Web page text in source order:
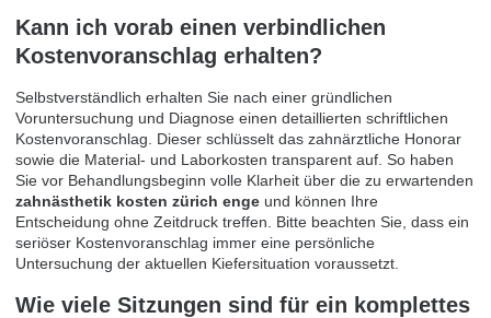
Kann ich vorab einen verbindlichen
Kostenvoranschlag erhalten?
Selbstverständlich erhalten Sie nach einer gründlichen
Voruntersuchung und Diagnose einen detaillierten schriftlichen
Kostenvoranschlag. Dieser schlüsselt das zahnärztliche Honorar
sowie die Material- und Laborkosten transparent auf. So haben
Sie vor Behandlungsbeginn volle Klarheit über die zu erwartenden
zahnästhetik kosten zürich enge und können Ihre
Entscheidung ohne Zeitdruck treffen. Bitte beachten Sie, dass ein
seriöser Kostenvoranschlag immer eine persönliche
Untersuchung der aktuellen Kiefersituation voraussetzt.
Wie viele Sitzungen sind für ein komplettes